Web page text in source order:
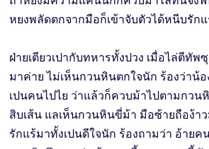
หยงพลัดตกจากมือก็เข้าจับตัวได้หนีบรัก
ฝ่ายเตียวเปากับทหารทั้งปวง เมื่อไล่ตีทั
มาค่าย ไม่เห็นกวนหินตกใจนัก ร้องว่าน้
เปนคนไปไย ว่าแล้วก็ควบม้าไปตามกว
สิบเส้น แลเห็นกวนหินขี่ม้า มือซ้ายถือง้า
รักแร้มาทั้งเปนดีใจนัก ร้องถามว่า อ้าย